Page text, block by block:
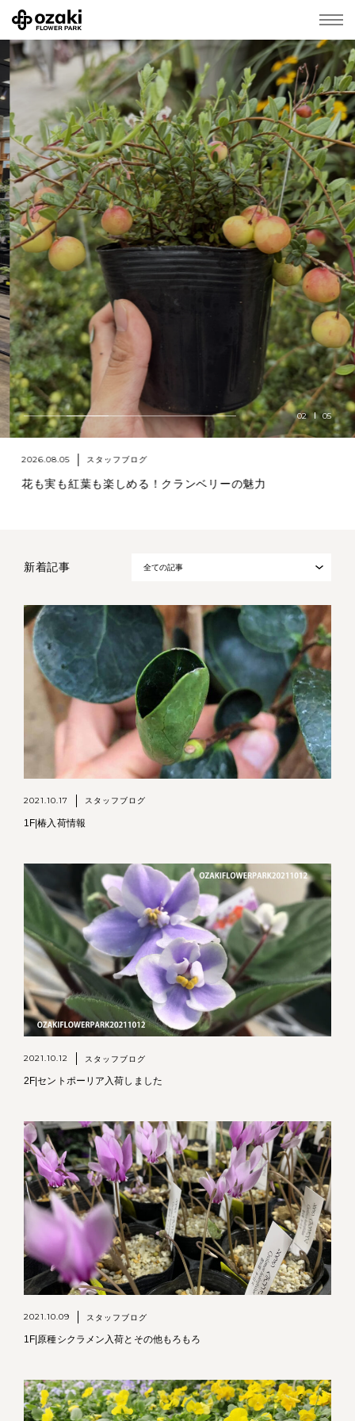
2026.08.05 スタッフブログ
花も実も紅葉も楽しめる！クランベリーの魅力
02 05
新着記事
2021.10.17 スタッフブログ
1F|椿入荷情報
2021.10.12 スタッフブログ
2F|セントポーリア入荷しました
2021.10.09 スタッフブログ
1F|原種シクラメン入荷とその他もろもろ